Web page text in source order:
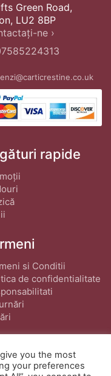
Green Road,
LU2 8BP
ne ›
rapide
si Conditii
de confidentialitate
you the most
your preferences